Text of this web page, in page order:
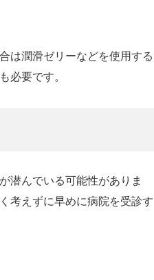
は潤滑ゼリーなどを使用する
必要です。
潜んでいる可能性がありま
考えずに早めに病院を受診す